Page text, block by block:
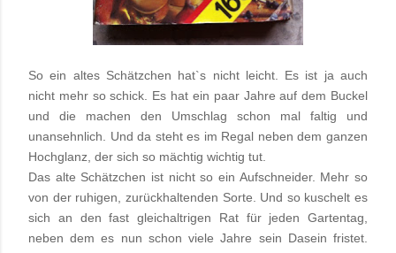
So ein altes Schätzchen hat`s nicht leicht. Es ist ja auch
nicht mehr so schick. Es hat ein paar Jahre auf dem Buckel
und die machen den Umschlag schon mal faltig und
unansehnlich. Und da steht es im Regal neben dem ganzen
Hochglanz, der sich so mächtig wichtig tut.
Das alte Schätzchen ist nicht so ein Aufschneider. Mehr so
von der ruhigen, zurückhaltenden Sorte. Und so kuschelt es
sich an den fast gleichaltrigen Rat für jeden Gartentag,
neben dem es nun schon viele Jahre sein Dasein fristet.